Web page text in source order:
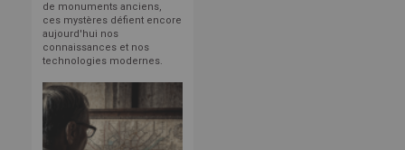
de monuments anciens,
ces mystères défient encore
aujourd'hui nos
connaissances et nos
technologies modernes.